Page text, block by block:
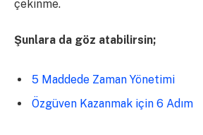
çekinme.
Şunlara da göz atabilirsin;
5 Maddede Zaman Yönetimi
Özgüven Kazanmak için 6 Adım